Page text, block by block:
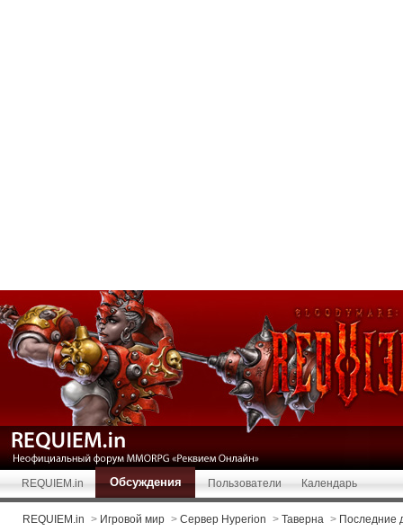
REQUIEM.in Обсуждения Пользователи Календарь
REQUIEM.in > Игровой мир > Сервер Hyperion > Таверна > Последние